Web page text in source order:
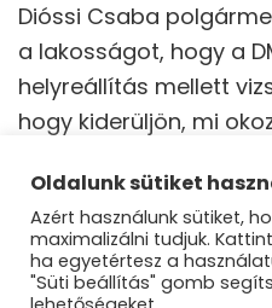
Dióssi Csaba
a lakosságot, hogy a
helyreállítás mellett
hogy kiderüljön, mi
Oldalunk sütiket
Azért használunk sütiket,
maximalizálni tudjuk.
ha egyetértesz a
"Süti beállítás" gomb